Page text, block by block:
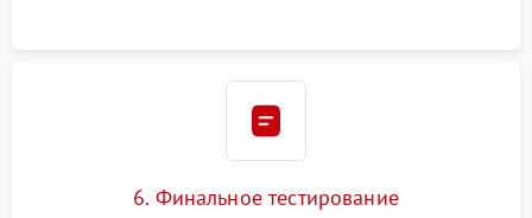
6. Финальное тестирование